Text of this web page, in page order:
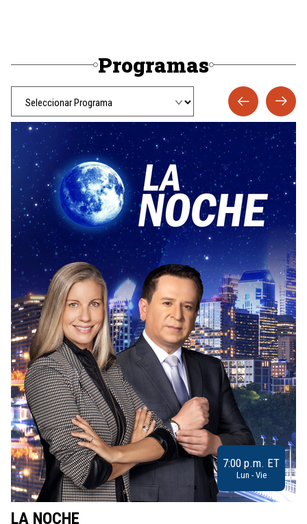
Programas
7:00 p.m. ET
Lun - Vie
LA NOCHE